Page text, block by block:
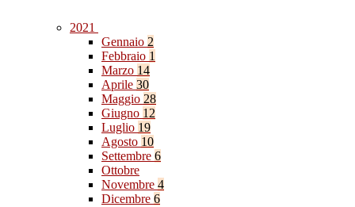
2021
Gennaio 2
Febbraio 1
Marzo 14
Aprile 30
Maggio 28
Giugno 12
Luglio 19
Agosto 10
Settembre 6
Ottobre
Novembre 4
Dicembre 6